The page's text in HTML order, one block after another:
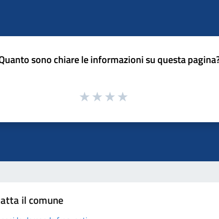
sono chiare le informazioni su questa
il comune